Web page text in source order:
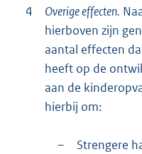
4 Overige effecten.
hierboven zijn
aantal effecten
heeft op de
aan de
hierbij om:
–
Strengere